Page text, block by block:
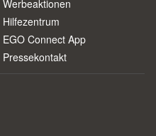
Werbeaktionen
Hilfezentrum
EGO Connect App
Pressekontakt